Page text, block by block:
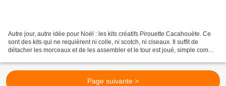
Autre jour, autre idée pour Noël : les kits créatifs Pirouette Cacahouète. Ce
sont des kits qui ne requièrent ni colle, ni scotch, ni ciseaux. Il suffit de
détacher les morceaux et de les assembler et le tour est joué, simple comme
Page suivante >